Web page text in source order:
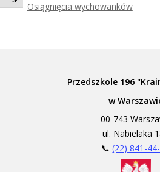
Zadzwoń do tłumacza języka
Osiągnięcia wychowanków
Przedszkole 196
w
00-743
ul. Nabielaka
📞(22) 841-